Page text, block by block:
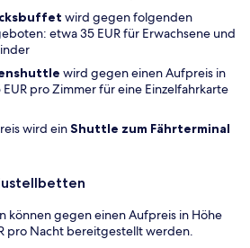
wird gegen folgenden
etwa 35 EUR für Erwachsene und
wird gegen einen Aufpreis in
EUR pro Zimmer für eine Einzelfahrkarte
wird einShuttle zum Fährterminal
können gegen einen Aufpreis in Höhe
pro Nacht bereitgestellt werden.